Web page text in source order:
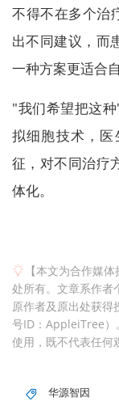
不得不在多个治
出不同建议，而
一种方案更适合自
"我们希望把这
拟细胞技术，
征，对不同治疗
体化。
【本文为合作媒
处所有。文章系作者
原作者及原出处获得
号ID：AppleiTree）
使用，既不代表任何
华源智因